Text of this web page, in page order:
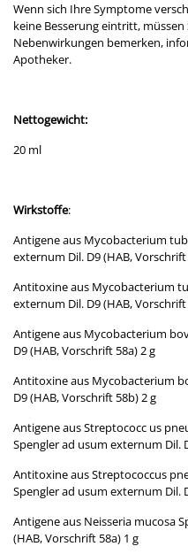
Wenn sich Ihre Symptome
keine Besserung eintritt, müssen
Nebenwirkungen bemerken,
Apotheker.
Nettogewicht:
20 ml
Wirkstoffe:
Antigene aus Mycobacterium
externum Dil. D9 (HAB, Vorschrift
Antitoxine aus Mycobacterium
externum Dil. D9 (HAB, Vorschrift
Antigene aus Mycobacterium
D9 (HAB, Vorschrift 58a) 2 g
Antitoxine aus Mycobacterium
D9 (HAB, Vorschrift 58b) 2 g
Antigene aus Streptococc us
Spengler ad usum externum Dil.
Antitoxine aus Streptococcus
Spengler ad usum externum Dil.
Antigene aus Neisseria mucosa
(HAB, Vorschrift 58a) 1 g